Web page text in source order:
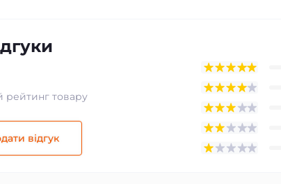
рейтинг товару
відгук